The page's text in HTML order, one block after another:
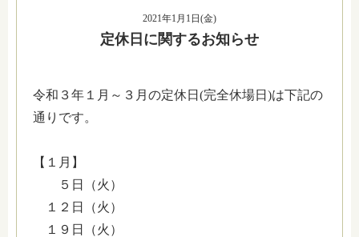
2021年1月1日(金)
定休日に関するお知らせ
令和３年１月～３月の定休日(完全休場日)は下記の
通りです。
【１月】
５日（火）
１２日（火）
１９日（火）